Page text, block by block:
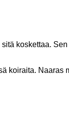
koskettaa.
koiraita. Naaras